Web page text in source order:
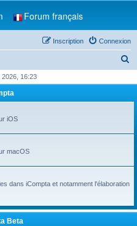
Forum français
Connexion
Inscription
h
r
2026, 16:23
iOS
macOS
dans iCompta et notamment l'élaboration
Beta